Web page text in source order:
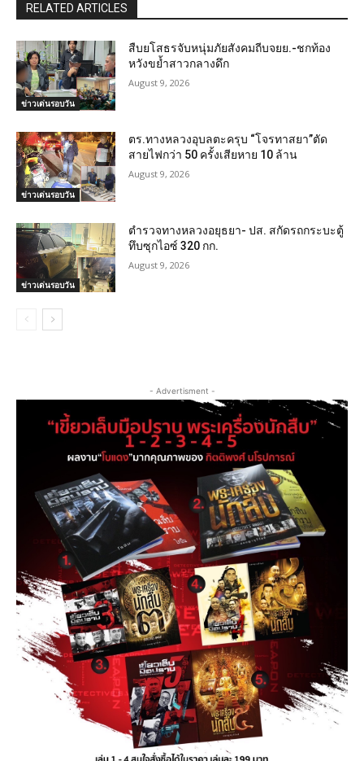
RELATED ARTICLES
ข่าวเด่นรอบวัน
สืบยโสธรจับหนุ่มภัยสังคมถีบจยย.-ชกท้อง
หวังขย้ำสาวกลางดึก
August 9, 2026
ข่าวเด่นรอบวัน
ตร.ทางหลวงอุบลตะครุบ “โจรทาสยา”ตัด
สายไฟกว่า 50 ครั้งเสียหาย 10 ล้าน
August 9, 2026
ข่าวเด่นรอบวัน
ตำรวจทางหลวงอยุธยา- ปส. สกัดรถกระบะตู้
ทึบซุกไอซ์ 320 กก.
August 9, 2026
- Advertisment -